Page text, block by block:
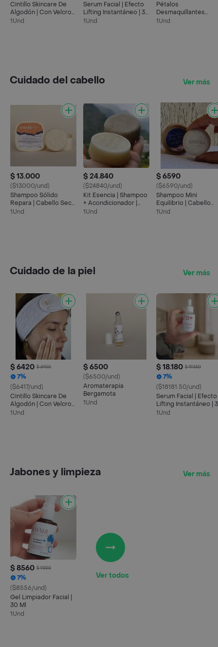
Cintillo Skincare De
Algodón | Con Velcro
Ajustable
1Und
Serum Facial | Efecto
Lifting Instantáneo | 30
Ml
1Und
Pétalos
Desmaquillantes
Reutilizables | Dos
1Und
Cuidado del cabello Ver más
$ 13.000
($13000/und)
Shampoo Sólido
Repara | Cabello Seco
Y Dañado70 Grs
1Und
$ 24.840
($24840/und)
Kit Esencia | Shampoo
+ Acondicionador |
Cabello Graso
1Und
$ 6590
($6590/und)
Shampoo Mini
Equilibrio | Cabello
Normal | Sólido 35g
1Und
Cuidado de la piel Ver más
$ 6420 $ 6900
7%
($6417/und)
Cintillo Skincare De
Algodón | Con Velcro
Ajustable
1Und
$ 6500
($6500/und)
Aromaterapia
Bergamota
1Und
$ 18.180 $ 19.550
7%
($18181.50/und)
Serum Facial | Efecto
Lifting Instantáneo |
Ml
1Und
Jabones y limpieza Ver más
$ 8560 $ 9200
7%
($8556/und)
Gel Limpiador Facial |
30 Ml
1Und
Ver todos